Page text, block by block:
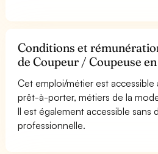
Conditions et
de Coupeur / Coupeuse
Cet emploi/métier est accessible
prêt-à-porter, métiers de la
Il est également accessible sans
professionnelle.